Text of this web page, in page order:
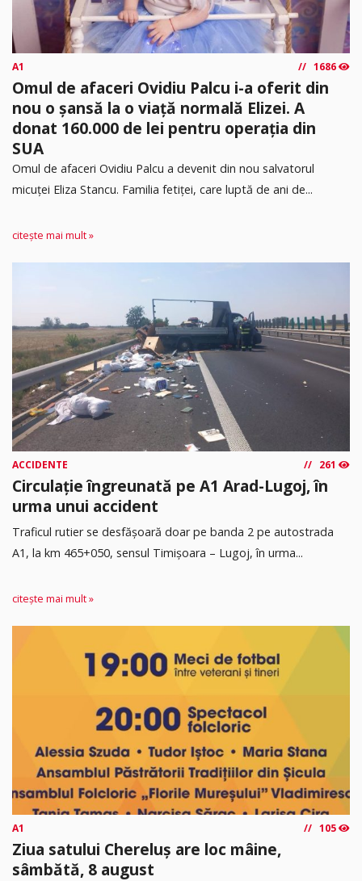
A1 1686
Omul de afaceri Ovidiu Palcu i-a oferit din
nou o șansă la o viață normală Elizei. A
donat 160.000 de lei pentru operația din
SUA
Omul de afaceri Ovidiu Palcu a devenit din nou salvatorul
micuței Eliza Stancu. Familia fetiței, care luptă de ani de...
citește mai mult »
ACCIDENTE 261
Circulație îngreunată pe A1 Arad-Lugoj, în
urma unui accident
Traficul rutier se desfășoară doar pe banda 2 pe autostrada
A1, la km 465+050, sensul Timişoara – Lugoj, în urma...
citește mai mult »
A1 105
Ziua satului Chereluș are loc mâine,
sâmbătă, 8 august